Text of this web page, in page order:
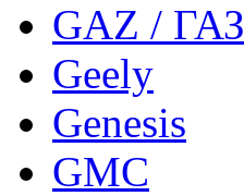
GAZ / ГАЗ
Geely
Genesis
GMC